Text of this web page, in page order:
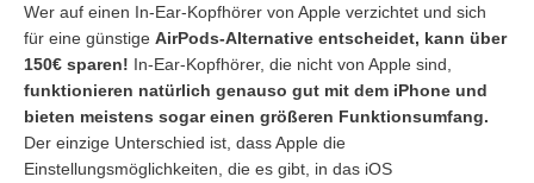
Wer auf einen In-Ear-Kopfhörer von Apple verzichtet und sich
für eine günstige AirPods-Alternative entscheidet, kann über
150€ sparen! In-Ear-Kopfhörer, die nicht von Apple sind,
funktionieren natürlich genauso gut mit dem iPhone und
bieten meistens sogar einen größeren Funktionsumfang.
Der einzige Unterschied ist, dass Apple die
Einstellungsmöglichkeiten, die es gibt, in das iOS